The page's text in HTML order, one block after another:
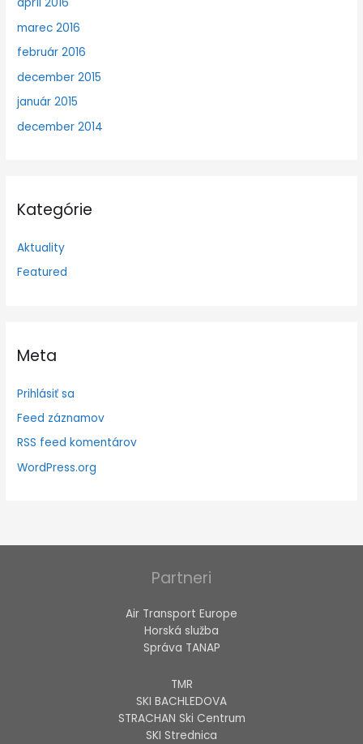
apríl 2016
marec 2016
február 2016
december 2015
január 2015
december 2014
Kategórie
Aktuality
Featured
Meta
Prihlásiť sa
Feed záznamov
RSS feed komentárov
WordPress.org
Partneri
Air Transport Europe
Horská služba
Správa TANAP
TMR
SKI BACHLEDOVA
STRACHAN Ski Centrum
SKI Strednica